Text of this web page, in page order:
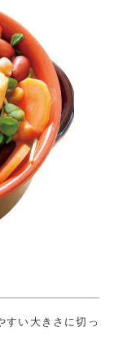
い大きさに切っ